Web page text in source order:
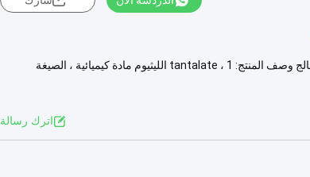
Y-42 ° LT 4 بوصة ليثيوم تانتالات LiTaO3 LiNbO3 ليثيوم نيوبات كريستال خام غير معالج وصف المنتج: 1 ، tantalate الليثيوم مادة كيميائية ، الصيغة
اترك رسالة